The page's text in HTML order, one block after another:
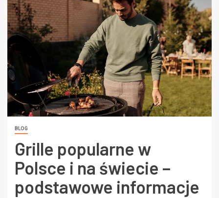
BLOG
Grille popularne w
Polsce i na świecie –
podstawowe informacje